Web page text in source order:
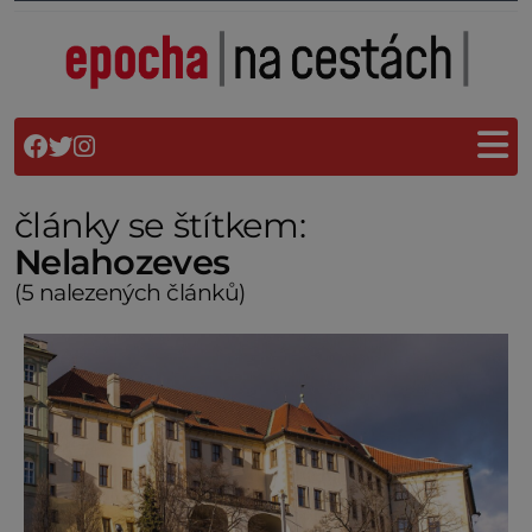
články se štítkem:
Nelahozeves
(5 nalezených článků)